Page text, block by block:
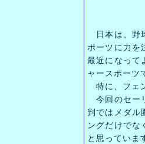
日本は、野
ポーツに力を
最近になって
ャースポーツ
特に、フェ
今回のセー
判ではメダル
ングだけでな
と思っていま